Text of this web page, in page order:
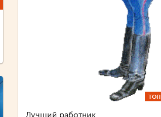
ТОП
Лучший работник